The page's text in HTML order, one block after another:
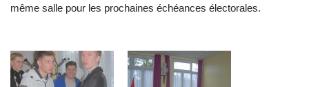
même salle pour les prochaines échéances électorales.